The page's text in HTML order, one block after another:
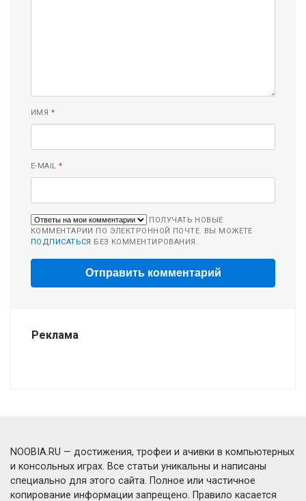
ИМЯ *
E-MAIL*
ПОЛУЧАТЬ НОВЫЕ
КОММЕНТАРИИ ПО ЭЛЕКТРОННОЙ ПОЧТЕ. ВЫ МОЖЕТЕ
ПОДПИСАТЬСЯ БЕЗ КОММЕНТИРОВАНИЯ.
Реклама
NOOBIA.RU — достижения, трофеи и ачивки в компьютерных
и консольных играх. Все статьи уникальны и написаны
специально для этого сайта. Полное или частичное
копирование информации запрещено. Правило касается